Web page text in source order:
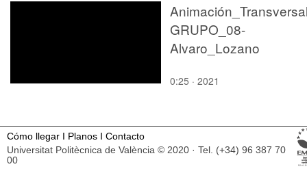
GRUPO_08-
Alvaro_Lozano
0:25 · 2021
Cómo llegar I Planos I Contacto
Universitat Politècnica de València © 2020 · Tel. (+34) 96 387 70
00